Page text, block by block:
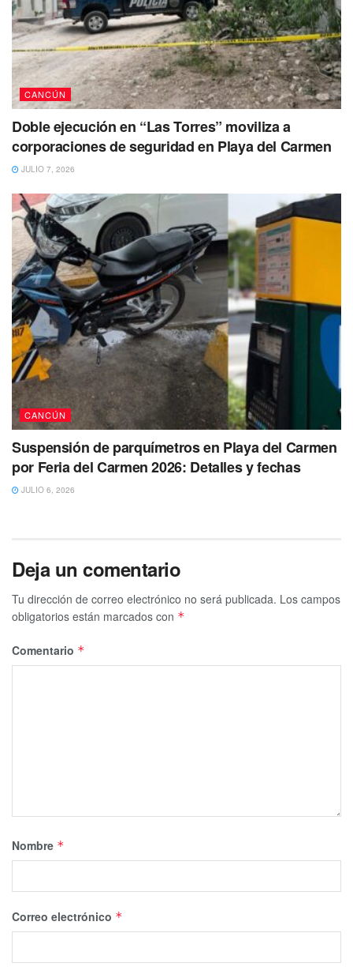
CANCÚN
Doble ejecución en “Las Torres” moviliza a
corporaciones de seguridad en Playa del Carmen
JULIO 7, 2026
CANCÚN
Suspensión de parquímetros en Playa del Carmen
por Feria del Carmen 2026: Detalles y fechas
JULIO 6, 2026
Deja un comentario
Tu dirección de correo electrónico no será publicada. Los campos
obligatorios están marcados con *
Comentario *
Nombre *
Correo electrónico *